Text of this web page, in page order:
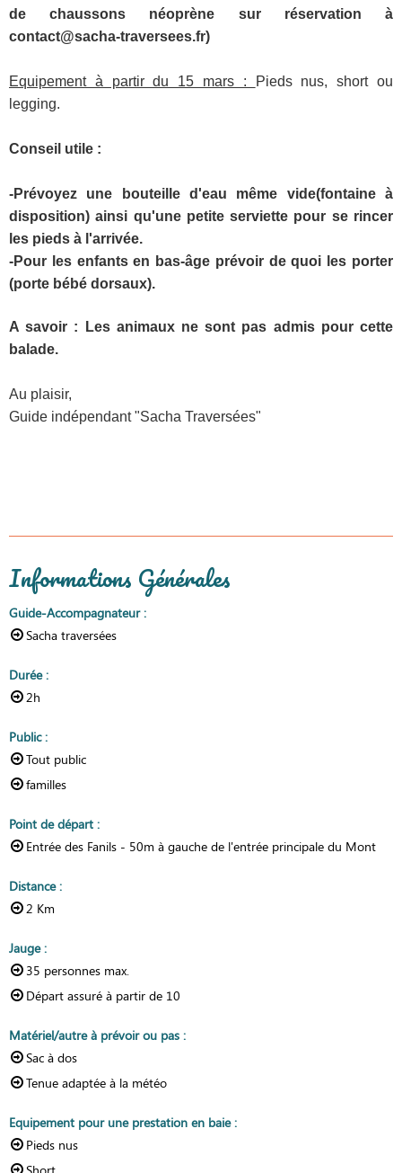
de chaussons néoprène sur réservation à
contact@sacha-traversees.fr)
Equipement à partir du 15 mars :
Pieds nus, short ou
legging.
Conseil utile :
-Prévoyez une bouteille d'eau même vide(fontaine à
disposition) ainsi qu'une petite serviette pour se rincer
les pieds à l'arrivée.
-Pour les enfants en bas-âge prévoir de quoi les porter
(porte bébé dorsaux).
A savoir : Les animaux ne sont pas admis pour cette
balade.
Au plaisir,
Guide indépendant "Sacha Traversées"
Informations Générales
Guide-Accompagnateur:
Sacha traversées
Durée:
2h
Public:
Tout public
familles
Point de départ :
Entrée des Fanils - 50m à gauche de l'entrée principale du Mont
Distance:
2 Km
Jauge:
35 personnes max.
Départ assuré à partir de 10
Matériel/autre à prévoir ou pas :
Sac à dos
Tenue adaptée à la météo
Equipement pour une prestation en baie:
Pieds nus
Short